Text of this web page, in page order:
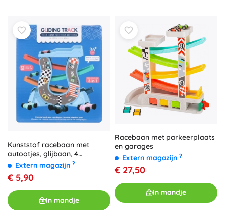
Kunststof racebaan met
autootjes, glijbaan, 4
autootjes
Extern magazijn ?
€ 5,90
In mandje
Racebaan met parkeerplaats
en garages
Extern magazijn ?
€ 27,50
In mandje